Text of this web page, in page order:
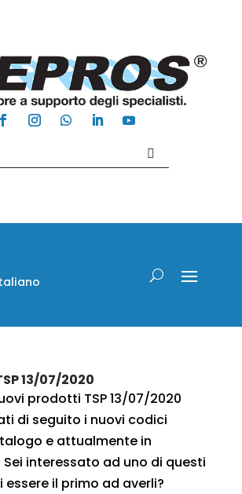
13/07/2020
prodotti TSP 13/07/2020
di seguito i nuovi codici
e attualmente in
Sei interessato ad uno di questi
essere il primo ad averli?